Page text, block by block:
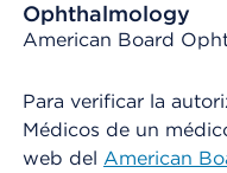
Ophthalmology
American Board
Para verificar la
Médicos de un
web del American